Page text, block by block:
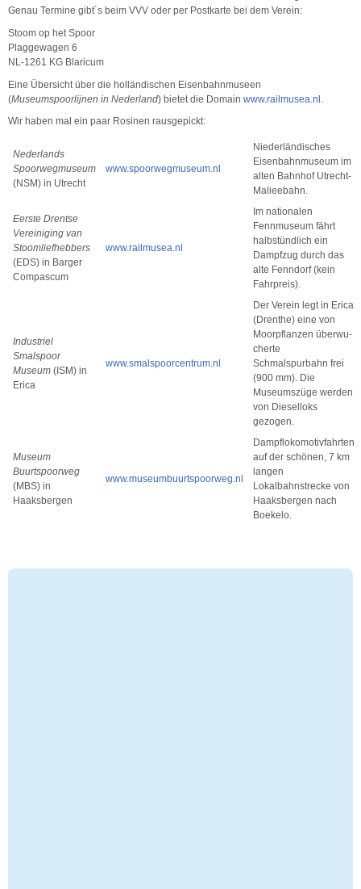
Genau Termine gibt´s beim VVV oder per Postkarte bei dem Verein:
Stoom op het Spoor
Plaggewagen 6
NL-1261 KG Blaricum
Eine Übersicht über die holländischen Eisenbahnmuseen
(Museumspoorlijnen in Nederland) bietet die Domain www.railmusea.nl
Wir haben mal ein paar Rosinen rausgepickt:
Nederlands
Spoorwegmuseum
(NSM) in Utrecht
www.spoorwegmuseum.nl
Niederländisches
Eisenbahnmuseum im
alten Bahnhof Utrecht-
Malieebahn.
Eerste Drentse
Vereiniging van
Stoomliefhebbers
(EDS) in Barger
Compascum
www.railmusea.nl
Im nationalen
Fennmuseum fährt
halbstündlich ein
Dampfzug durch das
alte Fenndorf (kein
Fahrpreis).
Industriel
Smalspoor
Museum (ISM) in
Erica
www.smalspoorcentrum.nl
Der Verein legt in Erica
(Drenthe) eine von
Moorpflanzen überwu-
cherte
Schmalspurbahn frei
(900 mm). Die
Museumszüge werden
von Dieselloks
gezogen.
Museum
Buurtspoorweg
(MBS) in
Haaksbergen
www.museumbuurtspoorweg.nl
Dampflokomotivfahrten
auf der schönen, 7 km
langen
Lokalbahnstrecke von
Haaksbergen nach
Boekelo.